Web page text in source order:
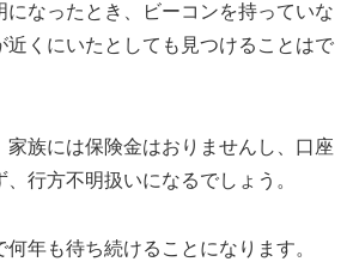
になったとき、ビーコンを持っていな
近くにいたとしても見つけることはで
家族には保険金はおりませんし、口座
行方不明扱いになるでしょう。
年も待ち続けることになります。